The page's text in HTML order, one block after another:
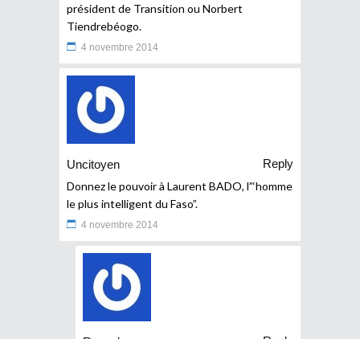
président de Transition ou Norbert
Tiendrebéogo.
4 novembre 2014
Uncitoyen
Reply
Donnez le pouvoir à Laurent BADO, l”‘homme
le plus intelligent du Faso”.
4 novembre 2014